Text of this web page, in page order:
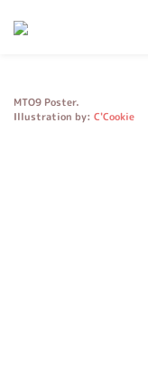
MTO9 Poster.
Illustration by: C'Cookie